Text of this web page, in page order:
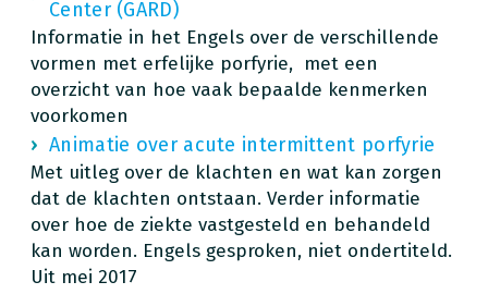
Center (GARD)
Informatie in het Engels over de verschillende
vormen met erfelijke porfyrie, met een
overzicht van hoe vaak bepaalde kenmerken
voorkomen
Animatie over acute intermittent porfyrie
Met uitleg over de klachten en wat kan zorgen
dat de klachten ontstaan. Verder informatie
over hoe de ziekte vastgesteld en behandeld
kan worden. Engels gesproken, niet ondertiteld.
Uit mei 2017